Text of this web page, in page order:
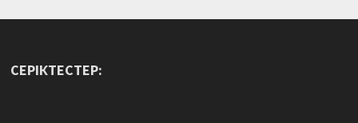
СЕРІКТЕСТЕР: